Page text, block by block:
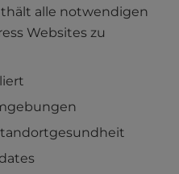
alle notwendigen
Websites zu